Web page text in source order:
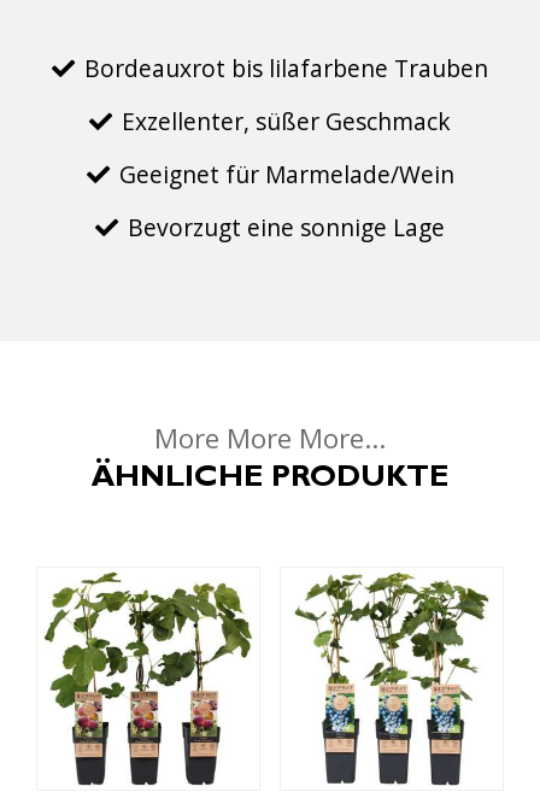
Bordeauxrot bis lilafarbene Trauben
Exzellenter, süßer Geschmack
Geeignet für Marmelade/Wein
Bevorzugt eine sonnige Lage
More More More...
ÄHNLICHE PRODUKTE